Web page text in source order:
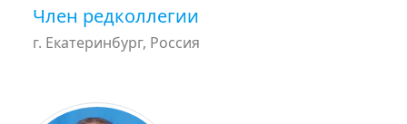
Член редколлегии
г. Екатеринбург, Россия